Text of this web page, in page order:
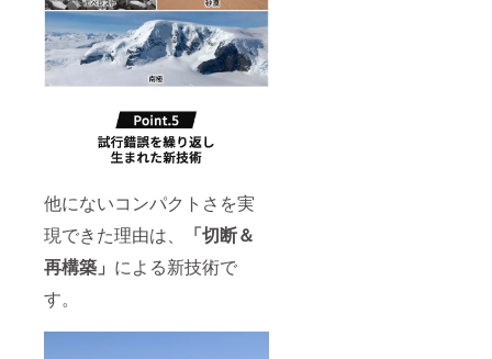
他にないコンパクトさを実
現できた理由は、
「切断＆
再構築」 による新技術で
す。